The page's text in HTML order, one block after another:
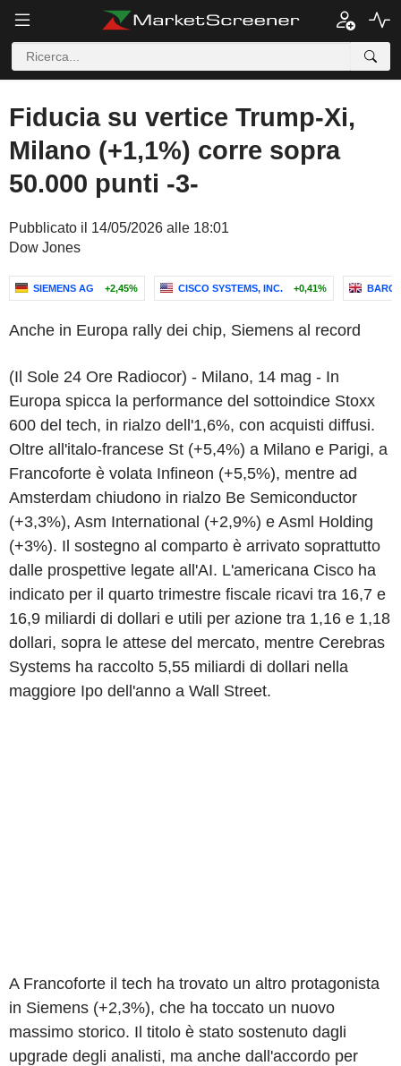
Fiducia su vertice Trump-Xi,
Milano (+1,1%) corre sopra
50.000 punti -3-
Pubblicato il 14/05/2026 alle 18:01
Dow Jones
SIEMENS AG +2,45% CISCO SYSTEMS, INC. +0,41%
Anche in Europa rally dei chip, Siemens al record
(Il Sole 24 Ore Radiocor) - Milano, 14 mag - In
Europa spicca la performance del sottoindice Stoxx
600 del tech, in rialzo dell'1,6%, con acquisti diffusi.
Oltre all'italo-francese St (+5,4%) a Milano e Parigi, a
Francoforte è volata Infineon (+5,5%), mentre ad
Amsterdam chiudono in rialzo Be Semiconductor
(+3,3%), Asm International (+2,9%) e Asml Holding
(+3%). Il sostegno al comparto è arrivato soprattutto
dalle prospettive legate all'AI. L'americana Cisco ha
indicato per il quarto trimestre fiscale ricavi tra 16,7 e
16,9 miliardi di dollari e utili per azione tra 1,16 e 1,18
dollari, sopra le attese del mercato, mentre Cerebras
Systems ha raccolto 5,55 miliardi di dollari nella
maggiore Ipo dell'anno a Wall Street.
A Francoforte il tech ha trovato un altro protagonista
in Siemens (+2,3%), che ha toccato un nuovo
massimo storico. Il titolo è stato sostenuto dagli
upgrade degli analisti, ma anche dall'accordo per